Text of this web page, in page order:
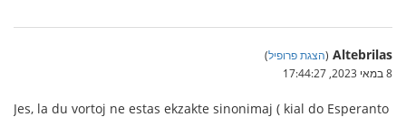
Altebrilas
(הצגת פרופיל)
8 במאי 2023, 17:44:27
Jes, la du vortoj ne estas ekzakte sinonimaj ( kial do Esperanto